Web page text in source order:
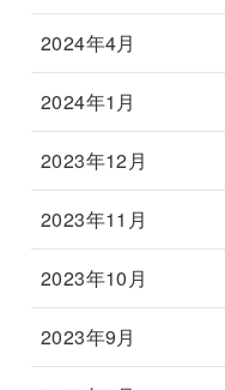
2024年4月
2024年1月
2023年12月
2023年11月
2023年10月
2023年9月